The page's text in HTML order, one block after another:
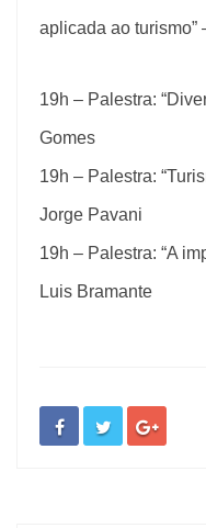
aplicada ao turismo”
19h – Palestra:
Gomes
19h – Palestra:
Jorge Pavani
19h – Palestra: “A
Luis Bramante